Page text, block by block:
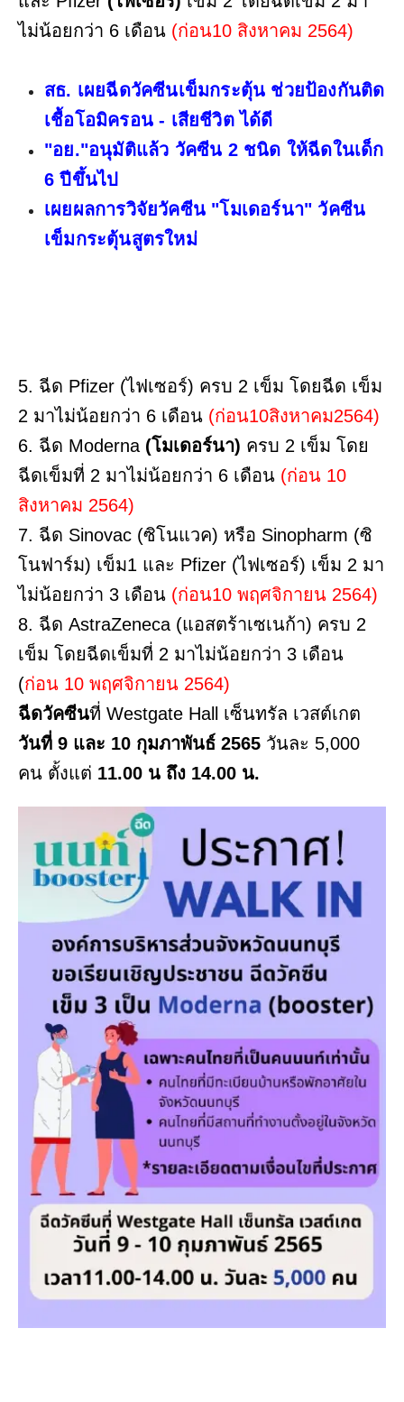
ไม่น้อยกว่า 6 เดือน (ก่อน10 สิงหาคม 2564)
สธ. เผยฉีดวัคซีนเข็มกระตุ้น ช่วยป้องกันติด
เชื้อโอมิครอน - เสียชีวิต ได้ดี
"อย."อนุมัติแล้ว วัคซีน 2 ชนิด ให้ฉีดในเด็ก
6 ปีขึ้นไป
เผยผลการวิจัยวัคซีน "โมเดอร์นา" วัคซีน
เข็มกระตุ้นสูตรใหม่
5. ฉีด Pfizer (ไฟเซอร์) ครบ 2 เข็ม โดยฉีด เข็ม
2 มาไม่น้อยกว่า 6 เดือน (ก่อน10สิงหาคม2564)
6. ฉีด Moderna (โมเดอร์นา) ครบ 2 เข็ม โดย
ฉีดเข็มที่ 2 มาไม่น้อยกว่า 6 เดือน (ก่อน 10
สิงหาคม 2564)
7. ฉีด Sinovac (ซิโนแวค) หรือ Sinopharm (ซิ
โนฟาร์ม) เข็ม1 และ Pfizer (ไฟเซอร์) เข็ม 2 มา
ไม่น้อยกว่า 3 เดือน (ก่อน10 พฤศจิกายน 2564)
8. ฉีด AstraZeneca (แอสตร้าเซเนก้า) ครบ 2
เข็ม โดยฉีดเข็มที่ 2 มาไม่น้อยกว่า 3 เดือน
(ก่อน 10 พฤศจิกายน 2564)
ฉีดวัคซีนที่ Westgate Hall เซ็นทรัล เวสต์เกต
วันที่ 9 และ 10 กุมภาพันธ์ 2565 วันละ 5,000
คน ตั้งแต่ 11.00 น ถึง 14.00 น.